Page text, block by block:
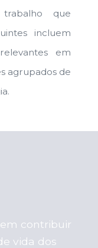
que
incluem
em
agrupados de
contribuir
vida dos